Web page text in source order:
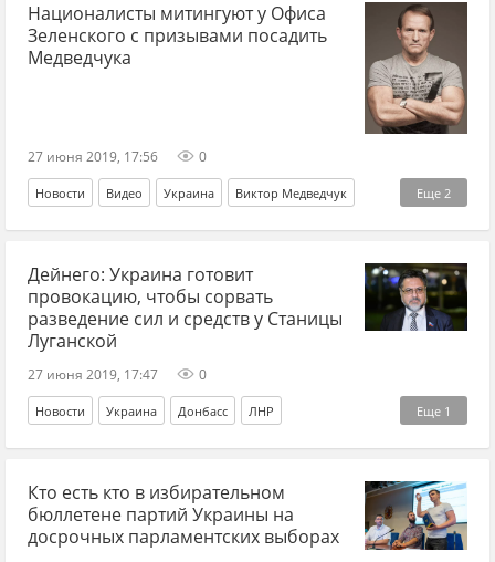
Националисты митингуют у Офиса
Зеленского с призывами посадить
Медведчука
27 июня 2019, 17:56 0
Еще 2
Новости Видео Украина Виктор Медведчук
Нацкорпус Администрация президента
Дейнего: Украина готовит
провокацию, чтобы сорвать
разведение сил и средств у Станицы
Луганской
27 июня 2019, 17:47 0
Еще 1
Новости Украина Донбасс ЛНР
Владислав Дейнего
Кто есть кто в избирательном
бюллетене партий Украины на
досрочных парламентских выборах